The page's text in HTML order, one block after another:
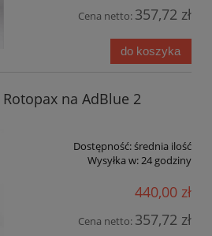
Cena netto: 357,72 zł
do koszyka
na AdBlue 2
Dostępność:średnia ilość
Wysyłka w:24 godziny
440,00 zł
Cena netto: 357,72 zł